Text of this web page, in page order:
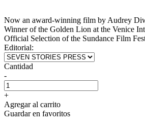
Now an award-winning film by Audrey
Winner of the Golden Lion at the Venice
Official Selection of the Sundance Film
Editorial:
Cantidad
-
+
Agregar al carrito
Guardar en favoritos